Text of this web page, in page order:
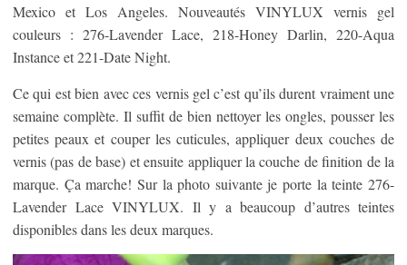
Mexico et Los Angeles. Nouveautés VINYLUX vernis gel
couleurs : 276-Lavender Lace, 218-Honey Darlin, 220-Aqua
Instance et 221-Date Night.
Ce qui est bien avec ces vernis gel c’est qu’ils durent vraiment une
semaine complète. Il suffit de bien nettoyer les ongles, pousser les
petites peaux et couper les cuticules, appliquer deux couches de
vernis (pas de base) et ensuite appliquer la couche de finition de la
marque. Ça marche! Sur la photo suivante je porte la teinte 276-
Lavender Lace VINYLUX. Il y a beaucoup d’autres teintes
disponibles dans les deux marques.